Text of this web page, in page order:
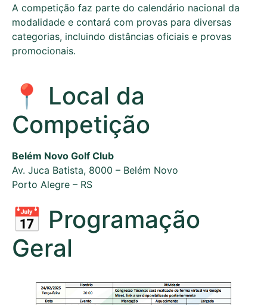
A competição faz parte do calendário nacional da
modalidade e contará com provas para diversas
categorias, incluindo distâncias oficiais e provas
promocionais.
📍 Local da
Competição
Belém Novo Golf Club
Av. Juca Batista, 8000 – Belém Novo
Porto Alegre – RS
📅 Programação
Geral